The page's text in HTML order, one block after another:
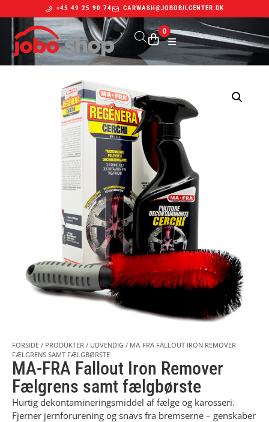
+45 49 25 90 74 CARWASH@JOBOBILCENTER.DK
0
Indkøbskurv
Din kurv er tom.
FORSIDE / PRODUKTER / UDVENDIG / MA-FRA FALLOUT IRON REMOVER
FÆLGRENS SAMT FÆLGBØRSTE
MA-FRA Fallout Iron Remover
Fælgrens samt fælgbørste
Hurtig dekontamineringsmiddel af fælge og karosseri.
Fjerner jernforurening og snavs fra bremserne – genskaber